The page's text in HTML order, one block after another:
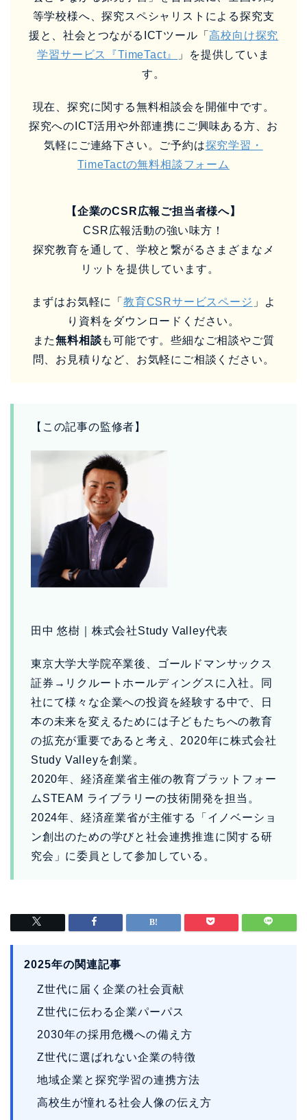
等学校様へ、探究スペシャリストによる探究支
援と、社会とつながるICTツール「高校向け探究
学習サービス『TimeTact』
」を提供していま
す。
現在、探究に関する無料相談会を開催中です。
探究へのICT活用や外部連携にご興味ある方、お
気軽にご連絡下さい。ご予約は探究学習・
TimeTactの無料相談フォーム
【企業のCSR広報ご担当者様へ】
CSR広報活動の強い味方！
探究教育を通して、学校と繋がるさまざまなメ
リットを提供しています。
まずはお気軽に「教育CSRサービスページ 」よ
り資料をダウンロードください。
また無料相談も可能です。些細なご相談やご質
問、お見積りなど、お気軽にご相談ください。
【この記事の監修者】
田中 悠樹｜株式会社Study Valley代表
東京大学大学院卒業後、ゴールドマンサックス
証券→リクルートホールディングスに入社。同
社にて様々な企業への投資を経験する中で、日
本の未来を変えるためには子どもたちへの教育
の拡充が重要であると考え、2020年に株式会社
Study Valleyを創業。
2020年、経済産業省主催の教育プラットフォー
ムSTEAM ライブラリーの技術開発を担当。
2024年、経済産業省が主催する「イノベーショ
ン創出のための学びと社会連携推進に関する研
究会」に委員として参加している。
2025年の関連記事
Z世代に届く企業の社会貢献
Z世代に伝わる企業パーパス
2030年の採用危機への備え方
Z世代に選ばれない企業の特徴
地域企業と探究学習の連携方法
高校生が憧れる社会人像の伝え方